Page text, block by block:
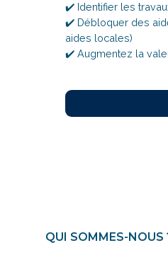
✔️ Identifier les
✔️ Débloquer des
aides locales)
✔️ Augmentez la
QUI SOMMES-NOUS